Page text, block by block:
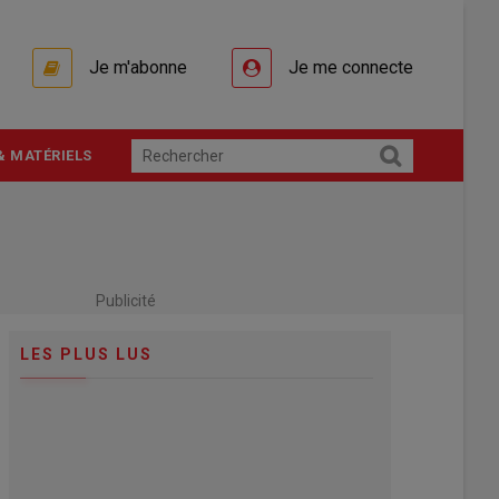
Je m'abonne Je me connecte
MATÉRIELS
Publicité
LES PLUS LUS